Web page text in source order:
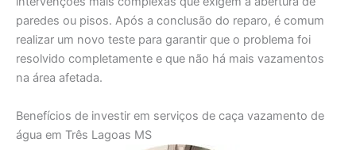
paredes ou pisos. Após a conclusão do reparo, é comum
realizar um novo teste para garantir que o problema foi
resolvido completamente e que não há mais vazamentos
na área afetada.
Benefícios de investir em serviços de caça vazamento de
água em Três Lagoas MS